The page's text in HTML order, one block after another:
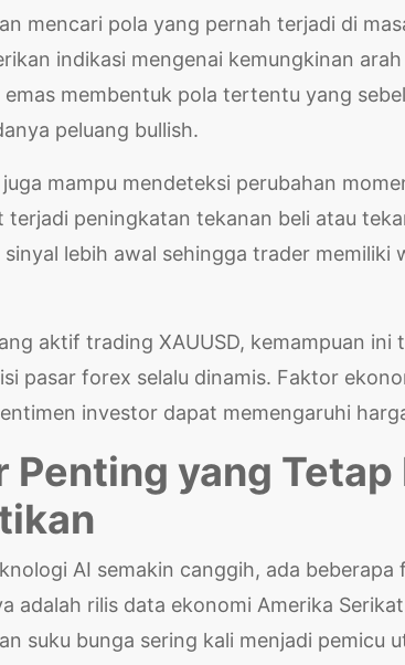
mencari pola yang pernah terjadi di
indikasi mengenai kemungkinan
membentuk pola tertentu yang
peluang bullish.
juga mampu mendeteksi perubahan
terjadi peningkatan tekanan beli atau
lebih awal sehingga trader memiliki
aktif trading XAUUSD, kemampuan
pasar forex selalu dinamis. Faktor
investor dapat memengaruhi
Penting yang Tetap
AI semakin canggih, ada
adalah rilis data ekonomi Amerika
suku bunga sering kali menjadi pemicu